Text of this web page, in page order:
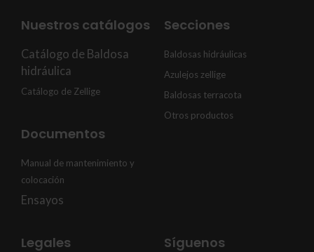
Nuestros catálogos
Catálogo de Baldosa
hidráulica
Catálogo de Zellige
Documentos
Manual de mantenimiento y
colocación
Ensayos
Secciones
Baldosas hidráulicas
Azulejos zellige
Baldosas terracota
Otros productos
Legales Síguenos